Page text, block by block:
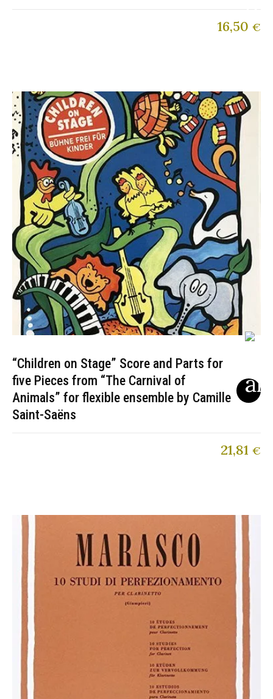
16,50 €
“Children on Stage” Score and Parts for
five Pieces from “The Carnival of
Animals” for flexible ensemble by Camille
Saint-Saëns
21,81 €